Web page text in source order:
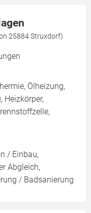
25884 Struxdorf)
Ölheizung,
Heizkörper,
/ Einbau,
Abgleich,
/ Badsanierung